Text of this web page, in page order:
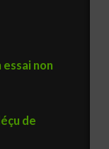
essai non
de